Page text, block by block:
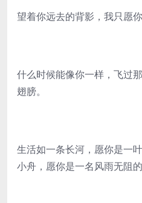
望着你远去的背影，我只愿
什么时候能像你一样，飞过
翅膀。
生活如一条长河，愿你是一
小舟，愿你是一名风雨无阻的